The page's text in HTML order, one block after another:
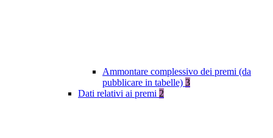
Ammontare complessivo dei premi (da
pubblicare in tabelle) 3
Dati relativi ai premi 2